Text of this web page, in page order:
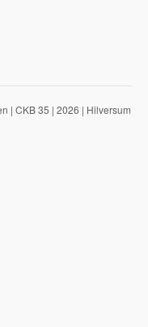
| CKB 35 | 2026 | Hilversum